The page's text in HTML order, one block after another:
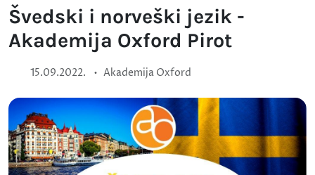
Švedski i norveški jezik -
Akademija Oxford Pirot
15.09.2022. • Akademija Oxford